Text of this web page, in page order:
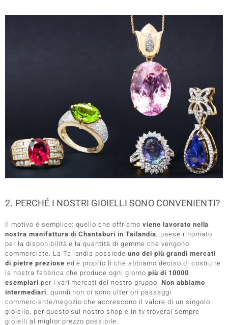
2. PERCHÉ I NOSTRI GIOIELLI SONO CONVENIENTI?
Il motivo è semplice: quello che offriamo viene lavorato nella
nostra manifattura di Chantaburi in Tailandia, paese rinomato
per la disponibilità e la quantità di gemme che vengono
commerciate. La Tailandia possiedeuno dei più grandi mercati
di pietre preziose ed è proprio li che abbiamo deciso di costruire
la nostra fabbrica che produce ogni giorno più di 10000
esemplari per i vari mercati del nostro gruppo. Non abbiamo
intermediari, quindi non ci sono ulteriori passaggi
commerciante/negozio che accrescono il valore di un singolo
gioiello, per questo sul nostro shop e in tv troverai sempre
gioielli al miglior prezzo possibile.